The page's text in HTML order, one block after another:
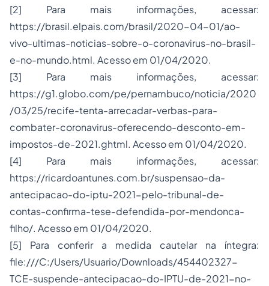
[2] Para mais informações, acessar:
https://brasil.elpais.com/brasil/2020-04-01/ao-
vivo-ultimas-noticias-sobre-o-coronavirus-no-brasil-
e-no-mundo.html. Acesso em 01/04/2020.
[3] Para mais informações, acessar:
https://g1.globo.com/pe/pernambuco/noticia/2020
/03/25/recife-tenta-arrecadar-verbas-para-
combater-coronavirus-oferecendo-desconto-em-
impostos-de-2021.ghtml. Acesso em 01/04/2020.
[4] Para mais informações, acessar:
https://ricardoantunes.com.br/suspensao-da-
antecipacao-do-iptu-2021-pelo-tribunal-de-
contas-confirma-tese-defendida-por-mendonca-
filho/. Acesso em 01/04/2020.
[5] Para conferir a medida cautelar na íntegra:
file:///C:/Users/Usuario/Downloads/454402327-
TCE-suspende-antecipacao-do-IPTU-de-2021-no-